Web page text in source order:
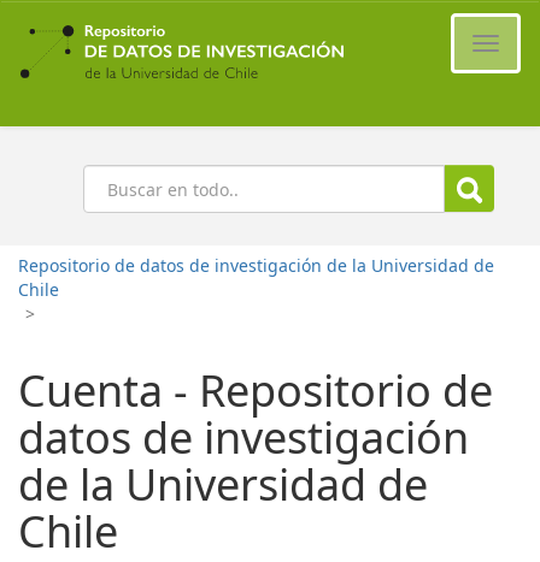
Ir
contenido
principal
Buscar
Repositorio de datos de investigación de la Universidad de
Chile
>
Cuenta - Repositorio de
datos de investigación
de la Universidad de
Chile